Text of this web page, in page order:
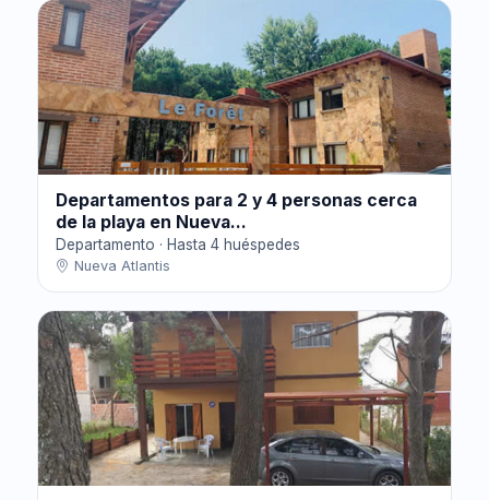
Departamentos para 2 y 4 personas cerca
de la playa en Nueva...
Departamento · Hasta 4 huéspedes
Nueva Atlantis